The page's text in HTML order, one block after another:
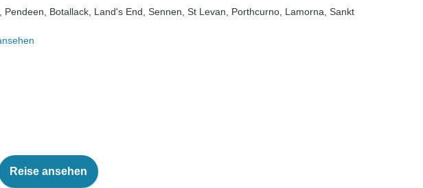
, Pendeen , Botallack , Land's End , Sennen , St Levan , Porthcurno , Lamorna , Sankt
Reise ansehen